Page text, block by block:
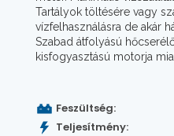
Tartályok töltésére vagy
vízfelhasználásra de akár
Szabad átfolyású
kisfogyasztású motorja
Feszültség:
Teljesítmény: